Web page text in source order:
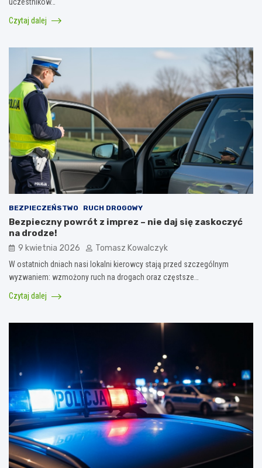
Czytaj dalej
BEZPIECZEŃSTWO RUCH DROGOWY
Bezpieczny powrót z imprez – nie daj się zaskoczyć
na drodze!
9 kwietnia 2026 Tomasz Kowalczyk
W ostatnich dniach nasi lokalni kierowcy stają przed szczególnym
wyzwaniem: wzmożony ruch na drogach oraz częstsze…
Czytaj dalej